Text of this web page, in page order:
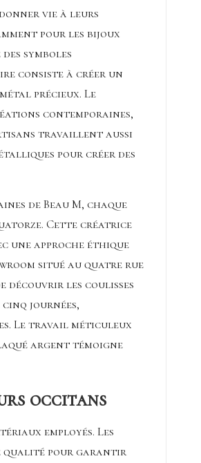
vie à leurs
pour les bijoux
symboles
consiste à créer un
précieux. Le
contemporaines,
travaillent aussi
pour créer des
de Beau M, chaque
Cette créatrice
une approche éthique
situé au quatre rue
découvrir les coulisses
journées,
Le travail méticuleux
argent témoigne
occitans
employés. Les
qualité pour garantir